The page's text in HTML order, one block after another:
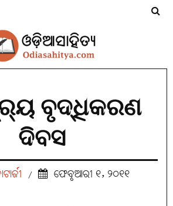
ବୃଦ୍ଧିକରଣ
ଦିବସ
/ ଫେବୃଆରୀ ୧, ୨୦୧୧